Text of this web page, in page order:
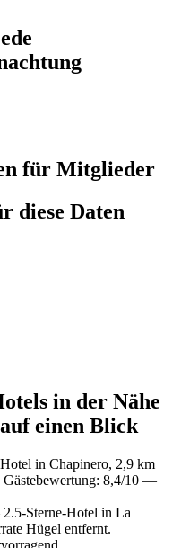
für Mitglieder
diese Daten
in der Nähe
einen Blick
in Chapinero, 2,9 km
Gästebewertung: 8,4/10 —
Sterne-Hotel in La
Hügel entfernt.